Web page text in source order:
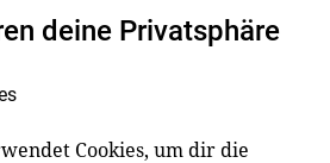
deine Privatsphäre
Cookies, um dir die